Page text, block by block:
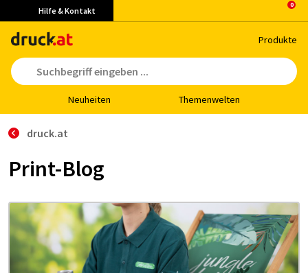
Hilfe & Kontakt
Pro­duk­te
Neu­hei­ten The­men­wel­ten
druck.at
Print-Blog